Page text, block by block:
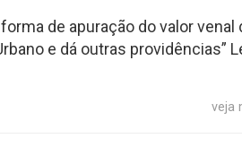
de apuração do valor venal
e dá outras providências”
veja